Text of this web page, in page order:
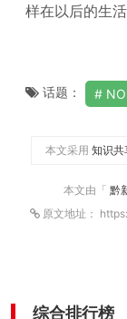
样在以后的生
话题：
本文采用 知识
本文由「 黔
原文地址：
综合排行榜